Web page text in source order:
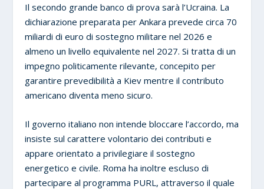
Il secondo grande banco di prova sarà l’Ucraina. La
dichiarazione preparata per Ankara prevede circa 70
miliardi di euro di sostegno militare nel 2026 e
almeno un livello equivalente nel 2027. Si tratta di un
impegno politicamente rilevante, concepito per
garantire prevedibilità a Kiev mentre il contributo
americano diventa meno sicuro.
Il governo italiano non intende bloccare l’accordo, ma
insiste sul carattere volontario dei contributi e
appare orientato a privilegiare il sostegno
energetico e civile. Roma ha inoltre escluso di
partecipare al programma PURL, attraverso il quale